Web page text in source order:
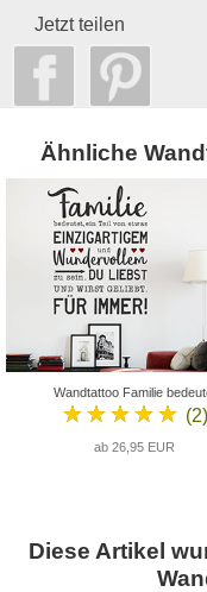
Jetzt teilen
Ähnliche
Wandtattoo Familie
★★★★★ (2)
ab 26,95 EUR
Diese Artikel